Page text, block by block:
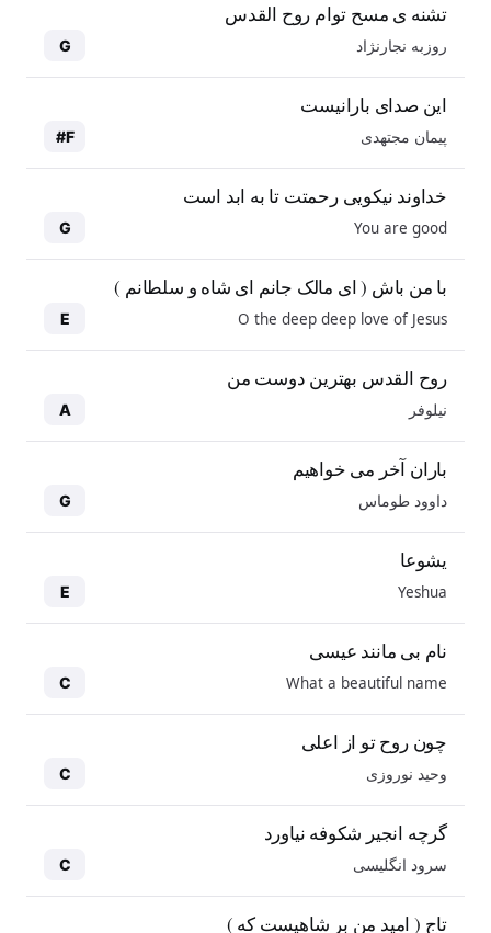
تشنه ی مسح توام روح القدس
روزبه نجارنژاد G
این صدای بارانیست
پیمان مجتهدی F#
خداوند نیکویی رحمتت تا به ابد است
You are good
G
با من باش ( ای مالک جانم ای شاه و سلطانم )
O the deep deep love of Jesus
E
روح القدس بهترین دوست من
نیلوفر A
باران آخر می خواهیم
داوود طوماس G
یشوعا
Yeshua
E
نام بی مانند عیسی
What a beautiful name
C
چون روح تو از اعلی
وحید نوروزی C
گرچه انجیر شکوفه نیاورد
سرود انگلیسی C
تاج ( امید من بر شاهیست که )